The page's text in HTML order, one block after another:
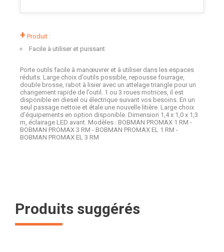
+ Produit :
Facile à utiliser et puissant
Porte outils facile à manœuvrer et à utiliser dans les espaces
réduits. Large choix d’outils possible, repousse fourrage,
double brosse, rabot à lisier avec un attelage triangle pour un
changement rapide de l’outil. 1 ou 3 roues motrices, il est
disponible en diesel ou électrique suivant vos besoins. En un
seul passage nettoie et étale une nouvelle litière. Large choix
d’équipements en option disponible. Dimension 1,4 x 1,0 x 1,3
m, éclairage LED avant. Modèles : BOBMAN PROMAX 1 RM -
BOBMAN PROMAX 3 RM - BOBMAN PROMAX EL 1 RM -
BOBMAN PROMAX EL 3 RM
Produits suggérés